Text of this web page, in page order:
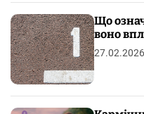
Що
воно
27.02.2026